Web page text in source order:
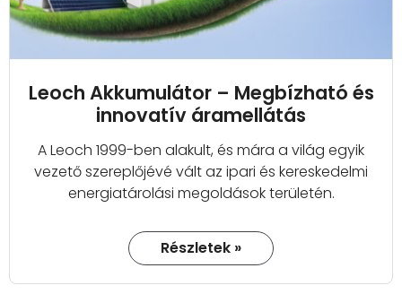
Leoch Akkumulátor – Megbízható és
innovatív áramellátás
A Leoch 1999-ben alakult, és mára a világ egyik
vezető szereplőjévé vált az ipari és kereskedelmi
energiatárolási megoldások területén.
Részletek »